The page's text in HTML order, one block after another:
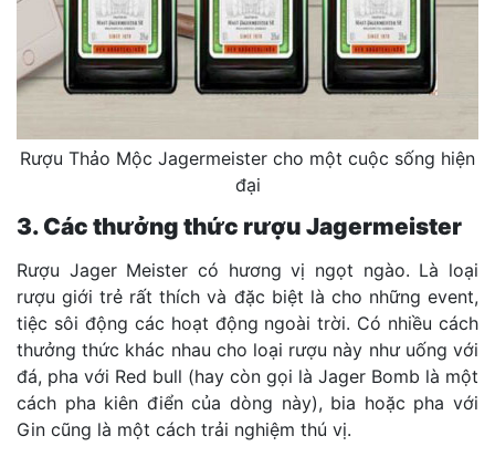
Rượu Thảo Mộc Jagermeister cho một cuộc sống hiện
đại
3. Các thưởng thức rượu Jagermeister
Rượu Jager Meister có hương vị ngọt ngào. Là loại
rượu giới trẻ rất thích và đặc biệt là cho những event,
tiệc sôi động các hoạt động ngoài trời. Có nhiều cách
thưởng thức khác nhau cho loại rượu này như uống với
đá, pha với Red bull (hay còn gọi là Jager Bomb là một
cách pha kiên điển của dòng này), bia hoặc pha với
Gin cũng là một cách trải nghiệm thú vị.